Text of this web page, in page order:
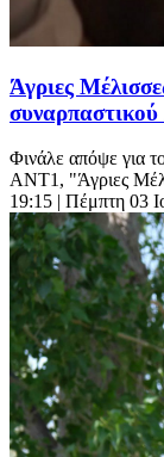
Άγριες
Φινάλε απόψε για
ΑΝΤ1, "Άγριες
19:15 | Πέμπτη 03